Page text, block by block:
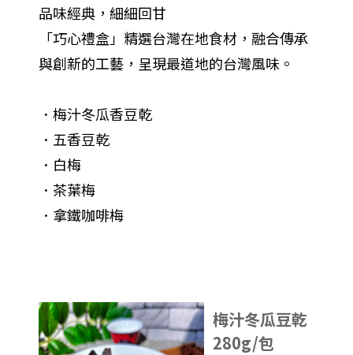
品味經典，細細回甘
「巧心禮盒」精選台灣在地食材，融合傳承
與創新的工藝，呈現最道地的台灣風味。
．梅汁冬瓜香豆乾
．五香豆乾
．白梅
．茶葉梅
．拿鐵咖啡梅
梅汁冬瓜豆乾
280g/包